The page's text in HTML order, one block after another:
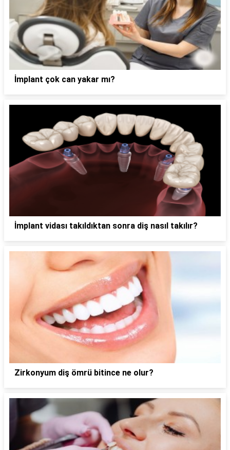
İmplant çok can yakar mı?
İmplant vidası takıldıktan sonra diş nasıl takılır?
Zirkonyum diş ömrü bitince ne olur?